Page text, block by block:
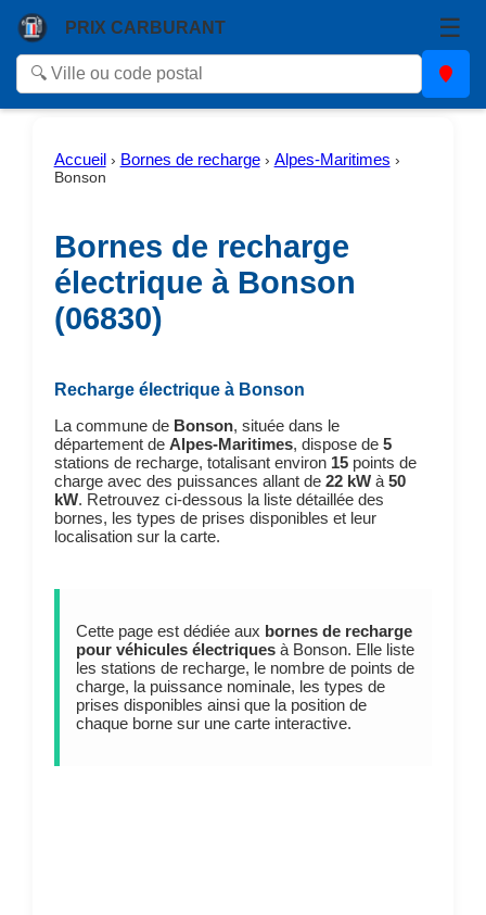
PRIX CARBURANT ☰
Accueil › Bornes de recharge› Alpes-Maritimes ›
Bonson
Bornes de recharge
électrique à Bonson
(06830)
Recharge électrique à Bonson
La commune de Bonson, située dans le
département de Alpes-Maritimes, dispose de 5
stations de recharge, totalisant environ 15points de
charge avec des puissances allant de 22 kWà 50
kW. Retrouvez ci-dessous la liste détaillée des
bornes, les types de prises disponibles et leur
localisation sur la carte.
Cette page est dédiée aux bornes de recharge
pour véhicules électriquesà Bonson. Elle liste
les stations de recharge, le nombre de points de
charge, la puissance nominale, les types de
prises disponibles ainsi que la position de
chaque borne sur une carte interactive.